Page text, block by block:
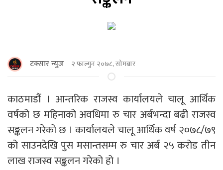
टक्सार न्युज २ फाल्गुन २०७८, सोमबार
काठमाडौं । आन्तरिक राजस्व कार्यालयले चालू आर्थिक
वर्षको छ महिनाको अवधिमा रु चार अर्बभन्दा बढी राजस्व
सङ्कलन गरेको छ । कार्यालयले चालू आर्थिक वर्ष २०७८/७९
को साउनदेखि पुस मसान्तसम्म रु चार अर्ब २५ करोड तीन
लाख राजस्व सङ्कलन गरेको हो ।